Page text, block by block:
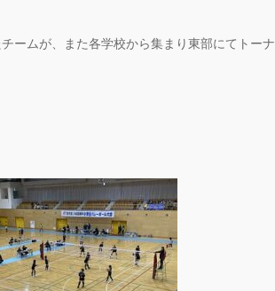
ームが、また各学校から集まり東部にてトーナ